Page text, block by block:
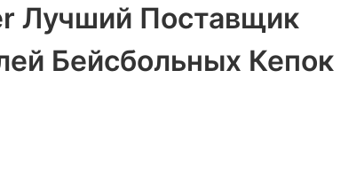
Лучший Поставщик
Бейсбольных Кепок